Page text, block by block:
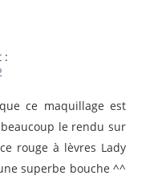
:
ce maquillage est
le rendu sur
rouge à lèvres Lady
superbe bouche ^^